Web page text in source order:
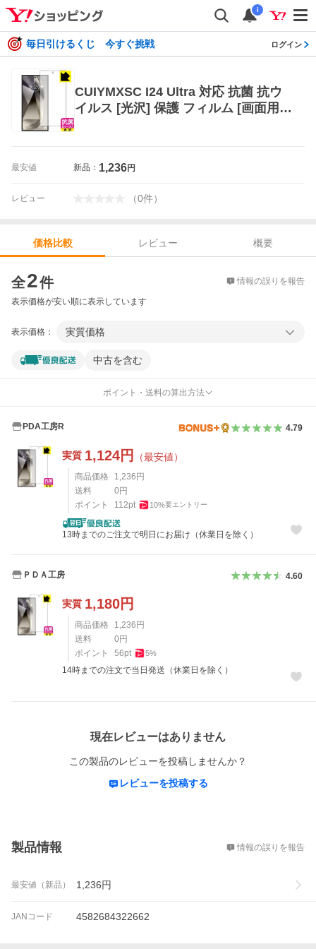
i
毎日引けるくじ 今すぐ挑戦 ログイン
CUIYMXSC I24 Ultra 対応 抗菌 抗ウ
イルス [光沢] 保護 フィルム [画面用]
最安値 新品： 1,236円
レビュー （0件）
価格比較 レビュー
概要
全2件 情報の誤りを報告
表示価格が安い順に表示しています
表示価格： 実質価格
中古を含む
ポイント・送料の算出方法
PDA工房R 4.79
実質 1,124円 （最安値）
商品価格 1,236 円
送料
0 円
ポイント
112pt 10%要エントリー
13時までのご注文で明日にお届け（休業日を除く）
ＰＤＡ工房 4.60
実質 1,180円
商品価格 1,236円
送料
0円
ポイント
56pt 5%
14時までの注文で当日発送（休業日を除く）
現在レビューはありません
この製品のレビューを投稿しませんか？
レビューを投稿する
製品情報 情報の誤りを報告
最安値（新品） 1,236円
JANコード 4582684322662